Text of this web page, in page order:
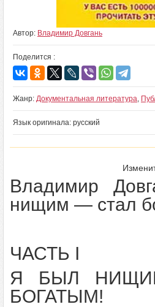
Автор: Владимир Довгань
Поделится :
Жанр: Документальная литература,
Язык оригинала: русский
Владимир
нищим — стал
ЧАСТЬ I
Я БЫЛ
БОГАТЫМ!